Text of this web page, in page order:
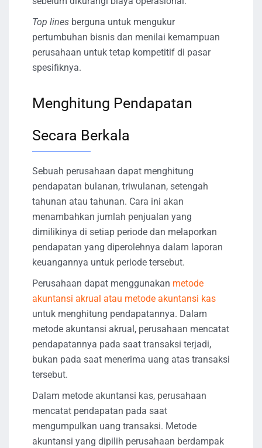
Top lines berguna untuk mengukur
pertumbuhan bisnis dan menilai kemampuan
perusahaan untuk tetap kompetitif di pasar
spesifiknya.
Menghitung Pendapatan
Secara Berkala
Sebuah perusahaan dapat menghitung
pendapatan bulanan, triwulanan, setengah
tahunan atau tahunan. Cara ini akan
menambahkan jumlah penjualan yang
dimilikinya di setiap periode dan melaporkan
pendapatan yang diperolehnya dalam laporan
keuangannya untuk periode tersebut.
Perusahaan dapat menggunakan metode
akuntansi akrual atau metode akuntansi kas
untuk menghitung pendapatannya. Dalam
metode akuntansi akrual, perusahaan mencatat
pendapatannya pada saat transaksi terjadi,
bukan pada saat menerima uang atas transaksi
tersebut.
Dalam metode akuntansi kas, perusahaan
mencatat pendapatan pada saat
mengumpulkan uang transaksi. Metode
akuntansi yang dipilih perusahaan berdampak